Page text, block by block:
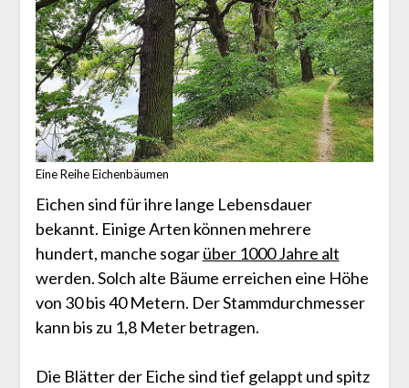
Eine Reihe Eichenbäumen
Eichen sind für ihre lange Lebensdauer
bekannt. Einige Arten können mehrere
hundert, manche sogarüber 1000 Jahre alt
werden. Solch alte Bäume erreichen eine Höhe
von 30 bis 40 Metern. Der Stammdurchmesser
kann bis zu 1,8 Meter betragen.
Die Blätter der Eiche sind tief gelappt und spitz